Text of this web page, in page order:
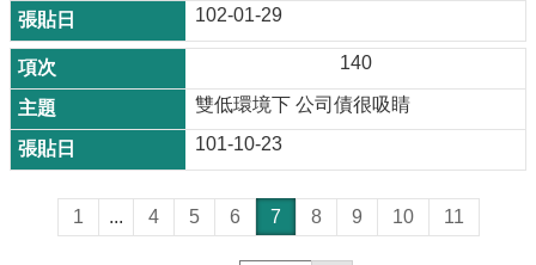
102-01-29
140
雙低環境下 公司債很吸睛
101-10-23
1 ... 4 5 6 7 8 9 10 11